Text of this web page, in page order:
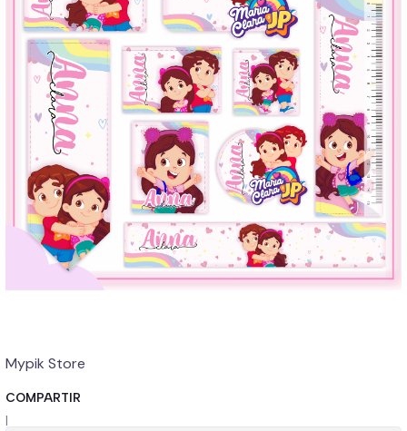
Mypik Store
COMPARTIR
|